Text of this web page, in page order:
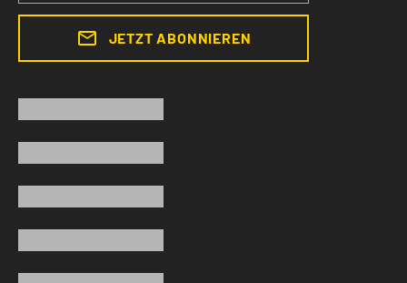
JETZT ABONNIEREN